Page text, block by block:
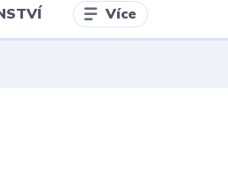
Více